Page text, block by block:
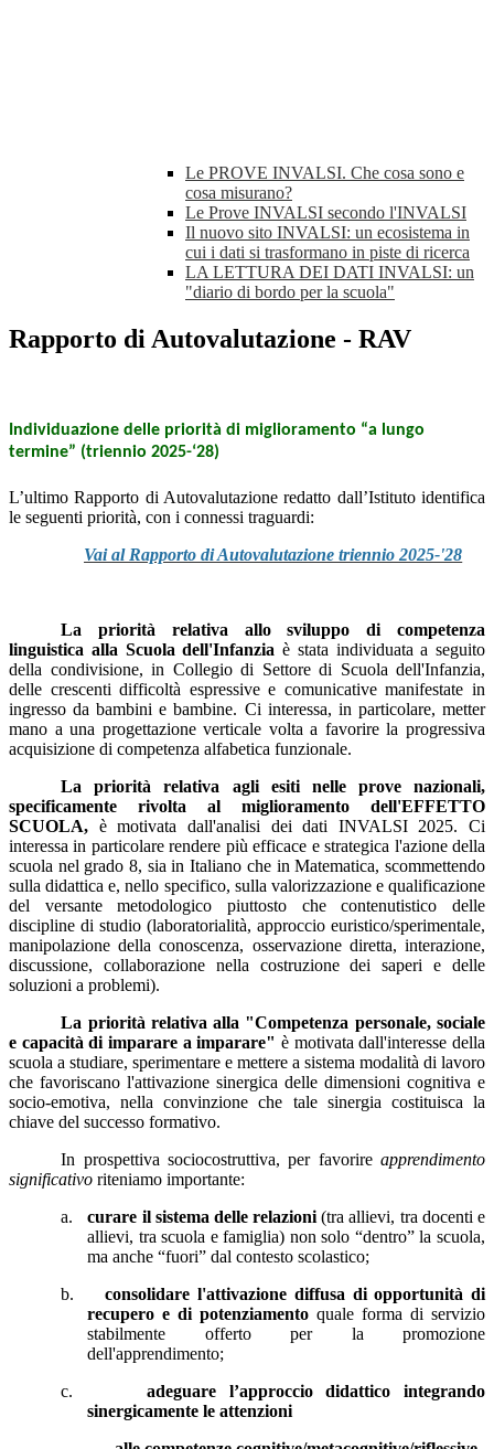
Le PROVE INVALSI. Che cosa sono e
cosa misurano?
Le Prove INVALSI secondo l'INVALSI
Il nuovo sito INVALSI: un ecosistema in
cui i dati si trasformano in piste di ricerca
LA LETTURA DEI DATI INVALSI: un
"diario di bordo per la scuola"
Rapporto di Autovalutazione - RAV
Individuazione delle priorità di miglioramento “a lungo
termine” (triennio 2025-‘28)
L’ultimo Rapporto di Autovalutazione redatto dall’Istituto identifica
le seguenti priorità, con i connessi traguardi:
Vai al Rapporto di Autovalutazione triennio 2025-'28
La priorità relativa allo sviluppo di competenza
linguistica alla Scuola dell'Infanzia è stata individuata a seguito
della condivisione, in Collegio di Settore di Scuola dell'Infanzia,
delle crescenti difficoltà espressive e comunicative manifestate in
ingresso da bambini e bambine. Ci interessa, in particolare, metter
mano a una progettazione verticale volta a favorire la progressiva
acquisizione di competenza alfabetica funzionale.
La priorità relativa agli esiti nelle prove nazionali,
specificamente rivolta al miglioramento dell'EFFETTO
SCUOLA, è motivata dall'analisi dei dati INVALSI 2025. Ci
interessa in particolare rendere più efficace e strategica l'azione della
scuola nel grado 8, sia in Italiano che in Matematica, scommettendo
sulla didattica e, nello specifico, sulla valorizzazione e qualificazione
del versante metodologico piuttosto che contenutistico delle
discipline di studio (laboratorialità, approccio euristico/sperimentale,
manipolazione della conoscenza, osservazione diretta, interazione,
discussione, collaborazione nella costruzione dei saperi e delle
soluzioni a problemi).
La priorità relativa alla "Competenza personale, sociale
e capacità di imparare a imparare" è motivata dall'interesse della
scuola a studiare, sperimentare e mettere a sistema modalità di lavoro
che favoriscano l'attivazione sinergica delle dimensioni cognitiva e
socio-emotiva, nella convinzione che tale sinergia costituisca la
chiave del successo formativo.
In prospettiva sociocostruttiva, per favorire apprendimento
significativo riteniamo importante:
a.
curare il sistema delle relazioni (tra allievi, tra docenti e
allievi, tra scuola e famiglia) non solo “dentro” la scuola,
ma anche “fuori” dal contesto scolastico;
b.
consolidare l'attivazione diffusa di opportunità di
recupero e di potenziamentoquale forma di servizio
stabilmente offerto per la promozione
dell'apprendimento;
c.
adeguare l’approccio didattico integrando
sinergicamente le attenzioni